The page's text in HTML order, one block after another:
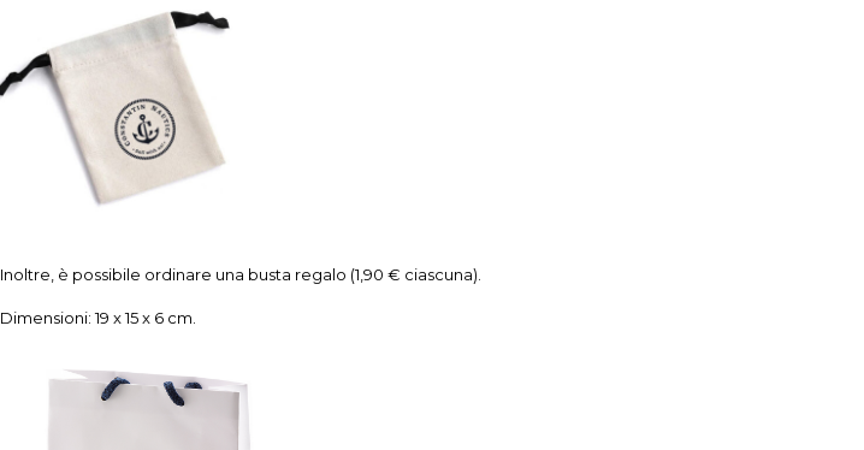
Inoltre, è possibile ordinare una busta regalo (1,90 € ciascuna).
Dimensioni: 19 x 15 x 6 cm.